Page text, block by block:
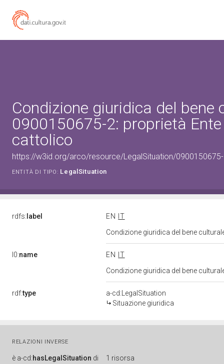
Condizione giuridica del bene
0900150675-2: proprietà
cattolico
https://w3id.org/arco/resource/LegalSituation/
ENTITÀ DI TIPO: LegalSituation
rdfs: label EN
IT
Condizione giuridica del bene
l0:name EN
IT
Condizione giuridica del bene
rdf:type
a-cd:LegalSituation
Situazione giuridica
RELAZIONI INVERSE
è a-cd:hasLegalSituation di 1 risorsa